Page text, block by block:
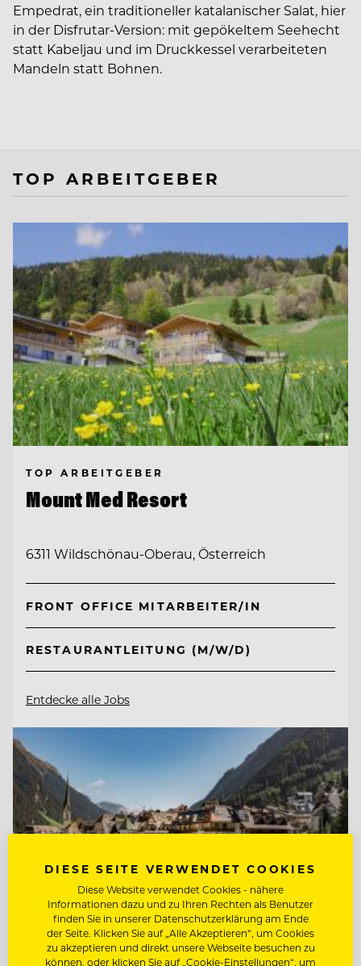
Empedrat, ein traditioneller katalanischer Salat, hier
in der Disfrutar-Version: mit gepökeltem Seehecht
statt Kabeljau und im Druckkessel verarbeiteten
Mandeln statt Bohnen.
TOP ARBEITGEBER
TOP ARBEITGEBER
Mount Med Resort
6311 Wildschönau-Oberau, Österreich
FRONT OFFICE MITARBEITER/IN
RESTAURANTLEITUNG (M/W/D)
Entdecke alle Jobs
DIESE SEITE VERWENDET COOKIES
Diese Website verwendet Cookies - nähere
Informationen dazu und zu Ihren Rechten als Benutzer
finden Sie in unserer Datenschutzerklärung am Ende
der Seite. Klicken Sie auf „Alle Akzeptieren“, um Cookies
zu akzeptieren und direkt unsere Webseite besuchen zu
können, oder klicken Sie auf „Cookie-Einstellungen“, um